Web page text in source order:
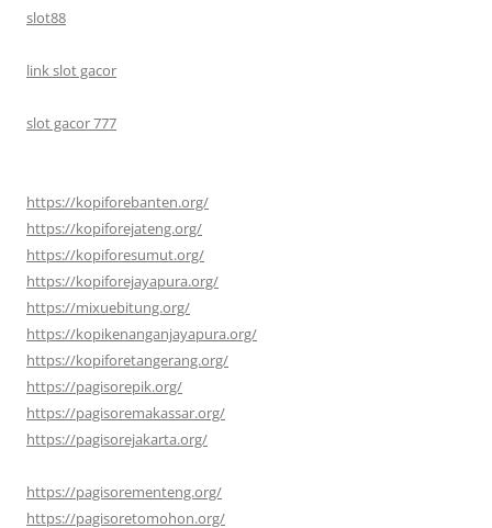
slot88
link slot gacor
slot gacor 777
https://kopiforebanten.org/
https://kopiforejateng.org/
https://kopiforesumut.org/
https://kopiforejayapura.org/
https://mixuebitung.org/
https://kopikenanganjayapura.org/
https://kopiforetangerang.org/
https://pagisorepik.org/
https://pagisoremakassar.org/
https://pagisorejakarta.org/
https://pagisorementeng.org/
https://pagisoretomohon.org/